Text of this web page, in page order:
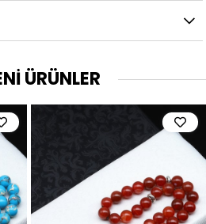
ÜRÜNLER